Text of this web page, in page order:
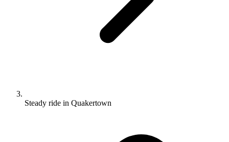
Steady ride in Quakertown